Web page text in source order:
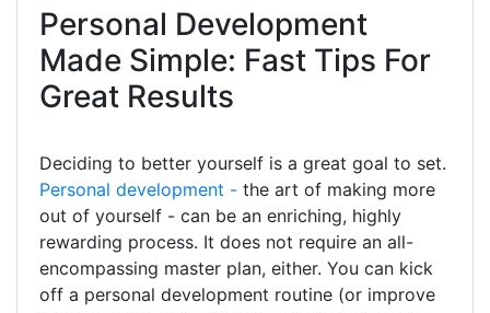
Personal Development
Made Simple: Fast Tips For
Great Results
Deciding to better yourself is a great goal to set.
Personal development - the art of making more
out of yourself - can be an enriching, highly
rewarding process. It does not require an all-
encompassing master plan, either. You can kick
off a personal development routine (or improve